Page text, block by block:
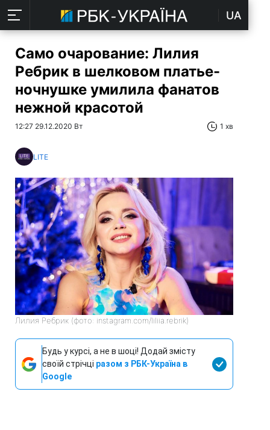
UA
Само очарование: Лилия
Ребрик в шелковом платье-
ночнушке умилила фанатов
нежной красотой
12:27 29.12.2020 Вт 1 хв
LITE
Лилия Ребрик (фото: instagram.com/liliia.rebrik)
Будь у курсі, а не в шоці! Додай змісту
своїй стрічці разом з РБК-Україна в
Google